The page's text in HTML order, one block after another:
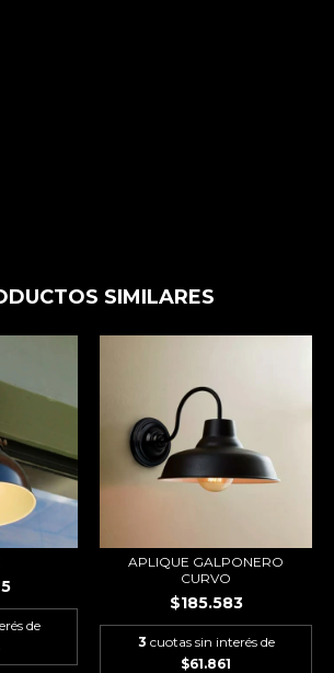
SIMILARES
de
APLIQUE GALPONERO
CURVO
$185.583
3 cuotas sin interés de
$61.861